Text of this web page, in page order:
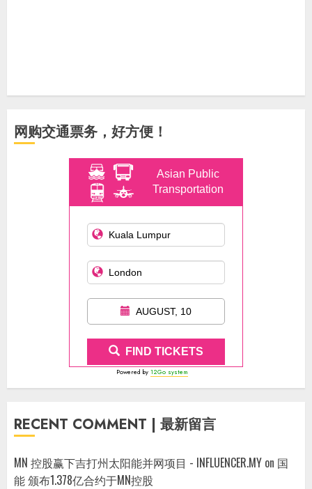
网购交通票务，好方便！
Asian Public
Transportation
AUGUST, 10
FIND TICKETS
Powered by 12Go system
RECENT COMMENT | 最新留言
MN 控股赢下吉打州太阳能并网项目 - INFLUENCER.MY on 国
能 颁布1.378亿合约于MN控股